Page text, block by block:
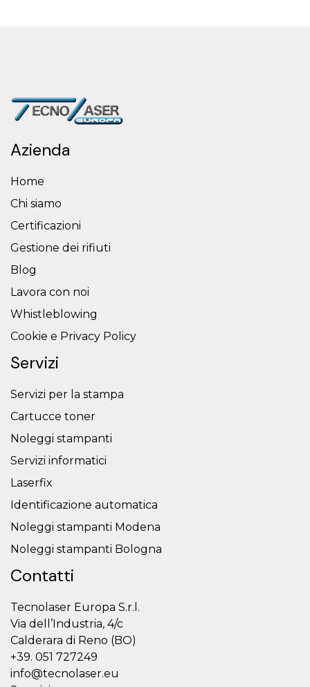
Azienda
Home
Chi siamo
Certificazioni
Gestione dei rifiuti
Blog
Lavora con noi
Whistleblowing
Cookie e Privacy Policy
Servizi
Servizi per la stampa
Cartucce toner
Noleggi stampanti
Servizi informatici
Laserfix
Identificazione automatica
Noleggi stampanti Modena
Noleggi stampanti Bologna
Contatti
Tecnolaser Europa S.r.l.
Via dell’Industria, 4/c
Calderara di Reno (BO)
+39. 051 727249
info@tecnolaser.eu